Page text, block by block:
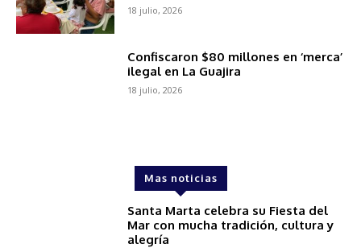
18 julio, 2026
Confiscaron $80 millones en ‘merca’
ilegal en La Guajira
18 julio, 2026
Mas noticias
Santa Marta celebra su Fiesta del
Mar con mucha tradición, cultura y
alegría